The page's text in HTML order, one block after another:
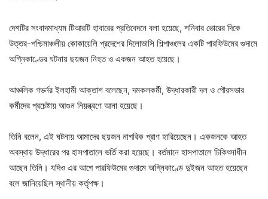
দেশটির সংবাদমাধ্যম টিআরটি হাবারের প্রতিবেদনে বলা হয়েছে, শনিবার ভোরের দিকে
উত্তর-পশ্চিমাঞ্চলীয় কোকায়েলি প্রদেশের দিলোভাসি শিল্পাঞ্চলের একটি পারফিউমের গুদামে
অগ্নিকাণ্ডের ঘটনায় ছয়জন নিহত ও একজন আহত হয়েছে।
আঞ্চলিক গভর্নর ইলহামী আক্তাশ বলেছেন, দমকলকর্মী, উদ্ধারকারী দল ও পৌরসভার
কর্মীদের প্রচেষ্টায় আগুন নিয়ন্ত্রণে আনা হয়েছে।
তিনি বলেন, এই ঘটনায় আমাদের ছয়জন নাগরিক প্রাণ হারিয়েছেন। একজনকে আহত
অবস্থায় উদ্ধারের পর হাসপাতালে ভর্তি করা হয়েছে। বর্তমানে হাসপাতালে চিকিৎসাধীন
আছেন তিনি। যদিও এর আগে পারফিউমের গুদামে অগ্নিকাণ্ডে দুইজন আহত হয়েছেন
বলে জানিয়েছিল স্থানীয় কর্তৃপক্ষ।